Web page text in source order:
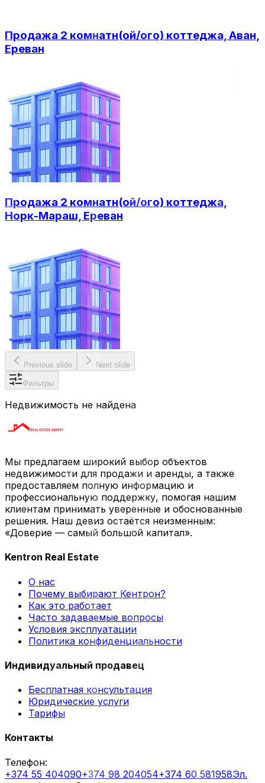
Продажа 2 комнатн(ой/ого) коттеджа, Аван,
Ереван
Продажа 2 комнатн(ой/ого) коттеджа,
Норк-Мараш, Ереван
Previous slide Next slide
Фильтры
Недвижимость не найдена
Мы предлагаем широкий выбор объектов
недвижимости для продажи и аренды, а также
предоставляем полную информацию и
профессиональную поддержку, помогая нашим
клиентам принимать уверенные и обоснованные
решения. Наш девиз остаётся неизменным:
«Доверие — самый большой капитал».
Kentron Real Estate
О нас
Почему выбирают Кентрон?
Как это работает
Часто задаваемые вопросы
Условия эксплуатации
Политика конфиденциальности
Индивидуальный продавец
Бесплатная консультация
Юридические услуги
Тарифы
Контакты
Телефон:
+374 55 404090+374 98 204054+374 60 581958Эл.